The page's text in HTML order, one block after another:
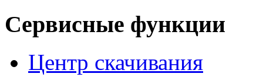
Сервисные функции
Центр скачивания